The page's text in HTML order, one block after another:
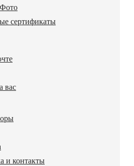
сертификаты
вас
и контакты